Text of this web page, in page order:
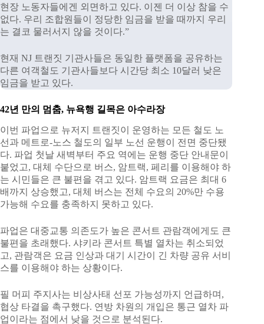
현장 노동자들에겐 외면하고 있다. 이젠 더 이상 참을 수
없다. 우리 조합원들이 정당한 임금을 받을 때까지 우리
는 결코 물러서지 않을 것이다.”
현재 NJ 트랜짓 기관사들은 동일한 플랫폼을 공유하는
다른 여객철도 기관사들보다 시간당 최소 10달러 낮은
임금을 받고 있다.
42년 만의 멈춤, 뉴욕행 길목은 아수라장
이번 파업으로 뉴저지 트랜짓이 운영하는 모든 철도 노
선과 메트로-노스 철도의 일부 노선 운행이 전면 중단됐
다. 파업 첫날 새벽부터 주요 역에는 운행 중단 안내문이
붙었고, 대체 수단으로 버스, 암트랙, 페리를 이용해야 하
는 시민들은 큰 불편을 겪고 있다. 암트랙 요금은 최대 6
배까지 상승했고, 대체 버스는 전체 수요의 20%만 수용
가능해 수요를 충족하지 못하고 있다.
파업은 대중교통 의존도가 높은 콘서트 관람객에게도 큰
불편을 초래했다. 샤키라 콘서트 특별 열차는 취소되었
고, 관람객은 요금 인상과 대기 시간이 긴 차량 공유 서비
스를 이용해야 하는 상황이다.
필 머피 주지사는 비상사태 선포 가능성까지 언급하며,
협상 타결을 촉구했다. 연방 차원의 개입은 통근 열차 파
업이라는 점에서 낮을 것으로 분석된다.